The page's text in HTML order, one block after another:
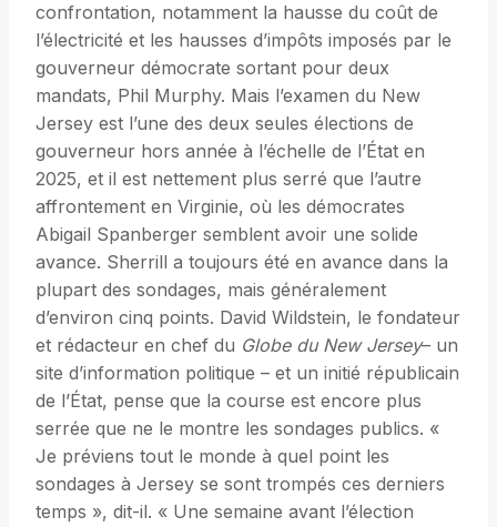
confrontation, notamment la hausse du coût de
l’électricité et les hausses d’impôts imposés par le
gouverneur démocrate sortant pour deux
mandats, Phil Murphy. Mais l’examen du New
Jersey est l’une des deux seules élections de
gouverneur hors année à l’échelle de l’État en
2025, et il est nettement plus serré que l’autre
affrontement en Virginie, où les démocrates
Abigail Spanberger semblent avoir une solide
avance. Sherrill a toujours été en avance dans la
plupart des sondages, mais généralement
d’environ cinq points. David Wildstein, le fondateur
et rédacteur en chef du Globe du New Jersey– un
site d’information politique – et un initié républicain
de l’État, pense que la course est encore plus
serrée que ne le montre les sondages publics. «
Je préviens tout le monde à quel point les
sondages à Jersey se sont trompés ces derniers
temps », dit-il. « Une semaine avant l’élection